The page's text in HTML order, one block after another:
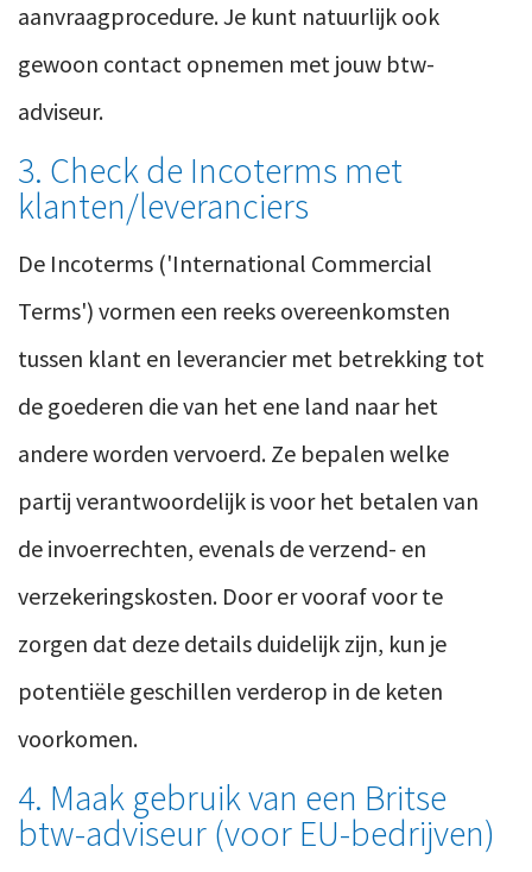
aanvraagprocedure. Je kunt natuurlijk ook
gewoon contact opnemen met jouw btw-
adviseur.
3. Check de Incoterms met
klanten/leveranciers
De Incoterms ('International Commercial
Terms') vormen een reeks overeenkomsten
tussen klant en leverancier met betrekking tot
de goederen die van het ene land naar het
andere worden vervoerd. Ze bepalen welke
partij verantwoordelijk is voor het betalen van
de invoerrechten, evenals de verzend- en
verzekeringskosten. Door er vooraf voor te
zorgen dat deze details duidelijk zijn, kun je
potentiële geschillen verderop in de keten
voorkomen.
4. Maak gebruik van een Britse
btw-adviseur (voor EU-bedrijven)